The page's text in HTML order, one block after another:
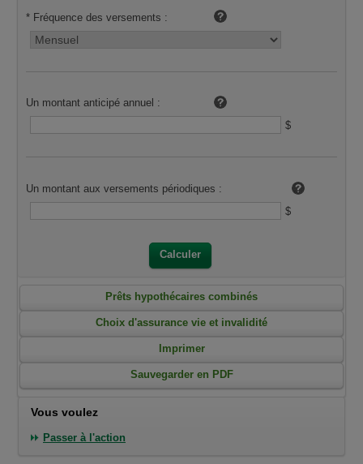
* Fréquence des versements :
Un montant anticipé annuel :
$
Un montant aux versements périodiques :
$
Calculer
Prêts hypothécaires combinés
Choix d'assurance vie et invalidité
Imprimer
Sauvegarder en PDF
Vous voulez
Passer à l'action